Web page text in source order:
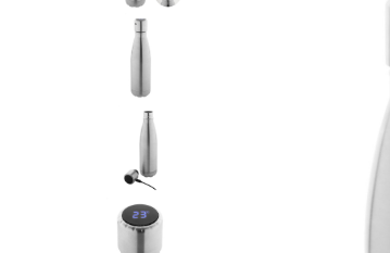
Calendare triptice
Instrumente de scris personalizate
Pixuri metalice personalizate
Pixuri ecologice personalizate
Creioane personalizate
Seturi si Cutii intrumente de scris